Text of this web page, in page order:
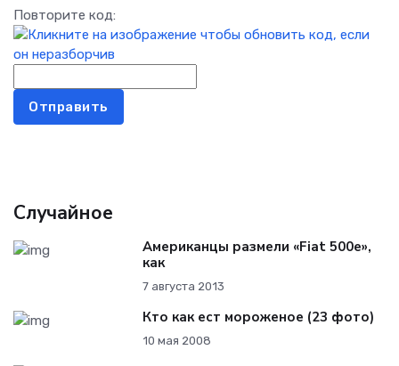
Повторите код:
Отправить
Случайное
Американцы размели «Fiat 500e»,
как
7 августа 2013
Кто как ест мороженое (23 фото)
10 мая 2008